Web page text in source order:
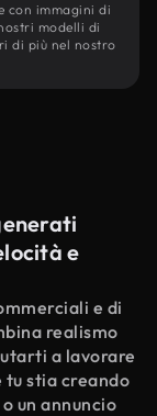
con immagini di
modelli di
di più nel nostro
e
e di
realismo
a lavorare
tu stia creando
un annuncio